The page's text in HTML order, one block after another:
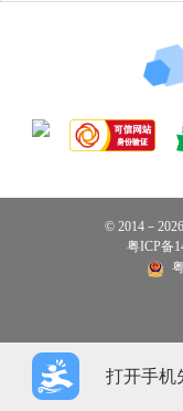
© 2014－
粤ICP备
打开手机